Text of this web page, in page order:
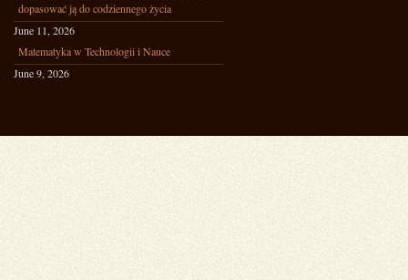
dopasować ją do codziennego życia
June 11, 2026
Matematyka w Technologii i Nauce
June 9, 2026